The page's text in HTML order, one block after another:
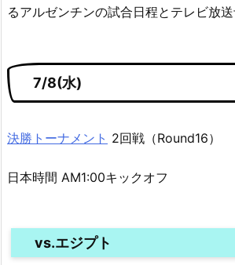
るアルゼンチンの試合日程とテレビ放送
7/8(水)
決勝トーナメント 2回戦（Round16）
日本時間 AM1:00キックオフ
vs.エジプト